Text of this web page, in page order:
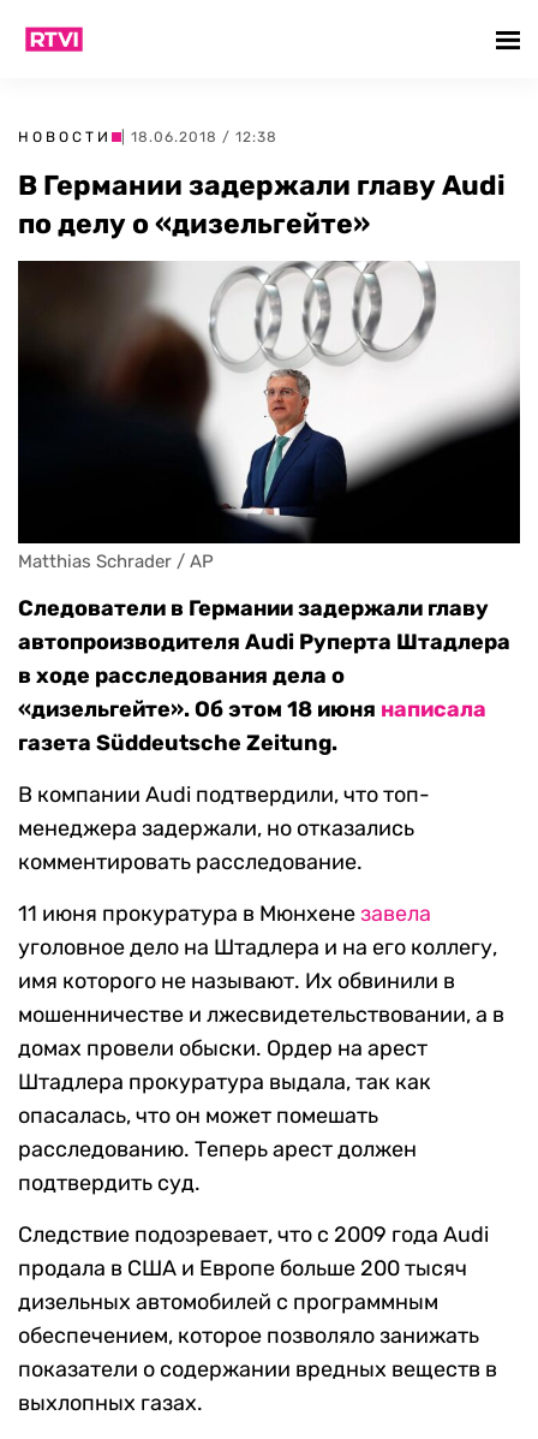
НОВОСТИ | 18.06.2018 / 12:38
В Германии задержали главу Audi
по делу о «дизельгейте»
Matthias Schrader / AP
Следователи в Германии задержали главу
автопроизводителя Audi Руперта Штадлера
в ходе расследования дела о
«дизельгейте». Об этом 18 июня написала
газета Süddeutsche Zeitung.
В компании Audi подтвердили, что топ-
менеджера задержали, но отказались
комментировать расследование.
11 июня прокуратура в Мюнхенезавела
уголовное дело на Штадлера и на его коллегу,
имя которого не называют. Их обвинили в
мошенничестве и лжесвидетельствовании, а в
домах провели обыски. Ордер на арест
Штадлера прокуратура выдала, так как
опасалась, что он может помешать
расследованию. Теперь арест должен
подтвердить суд.
Следствие подозревает, что с 2009 года Audi
продала в США и Европе больше 200 тысяч
дизельных автомобилей с программным
обеспечением, которое позволяло занижать
показатели о содержании вредных веществ в
выхлопных газах.